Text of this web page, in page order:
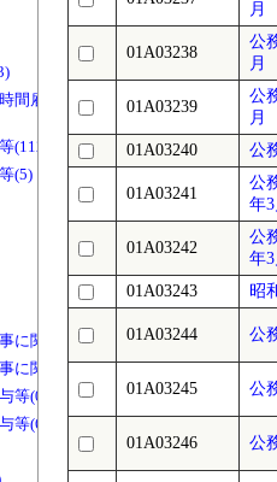
間雇用教職員の
(112)
(5)
に関する調査(22)
に関する調査(7)
等(0)
等(6)
月
01A03238
公
月
01A03239
公
月
01A03240
公
01A03241
公
年
01A03242
公
年
01A03243
昭
01A03244 公
01A03245 公
01A03246 公